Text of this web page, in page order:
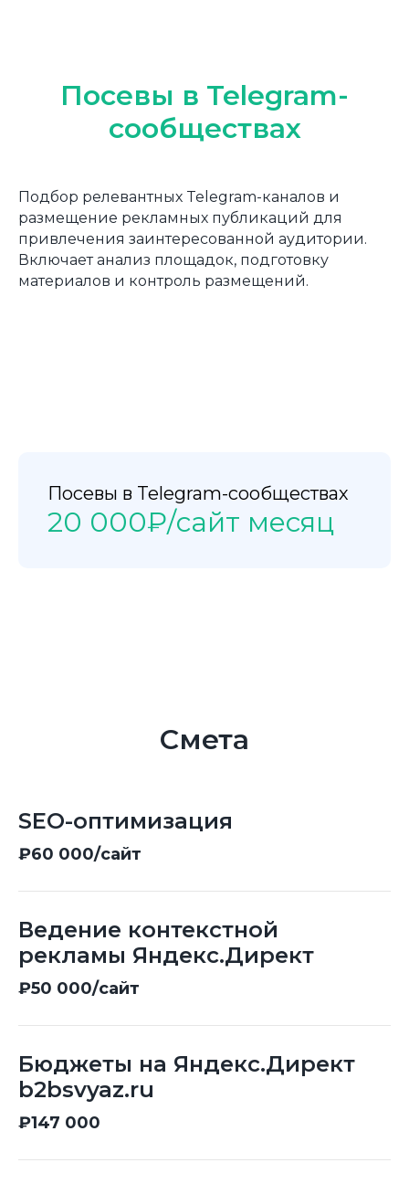
Посевы в Telegram-
сообществах
Подбор релевантных Telegram-каналов и
размещение рекламных публикаций для
привлечения заинтересованной аудитории.
Включает анализ площадок, подготовку
материалов и контроль размещений.
Посевы в Telegram-сообществах
20 000₽/сайт месяц
Смета
SEO-оптимизация
₽60 000/сайт
Ведение контекстной
рекламы Яндекс.Директ
₽50 000/сайт
Бюджеты на Яндекс.Директ
b2bsvyaz.ru
₽147 000